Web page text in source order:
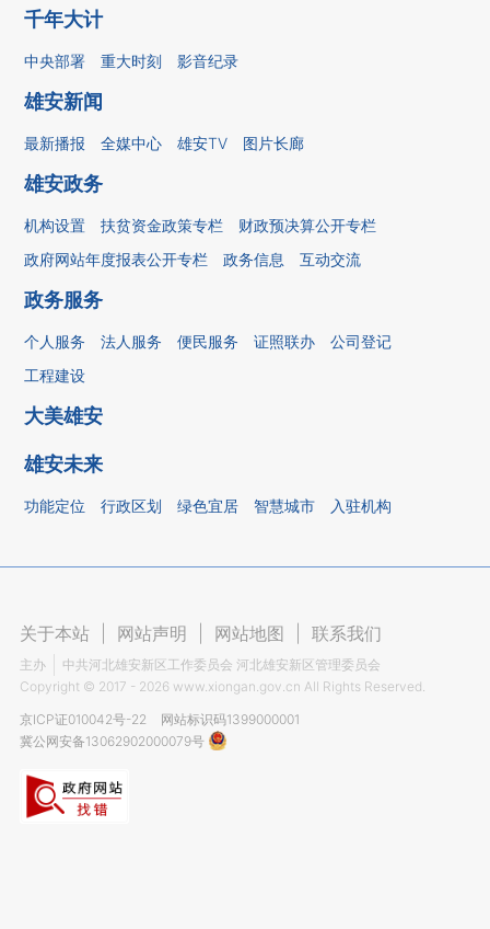
千年大计
中央部署 重大时刻 影音纪录
雄安新闻
最新播报 全媒中心 雄安TV 图片长廊
雄安政务
机构设置 扶贫资金政策专栏
财政预决算公开专栏
政府网站年度报表公开专栏
政务信息 互动交流
政务服务
个人服务 法人服务 便民服务 证照联办
公司登记
工程建设
大美雄安
雄安未来
功能定位 行政区划 绿色宜居 智慧城市 入驻机构
关于本站 网站声明 网站地图 联系我们
主办
中共河北雄安新区工作委员会 河北雄安新区管理委员会
Copyright © 2017 - 2026 www.xiongan.gov.cn All Rights Reserved.
京ICP证010042号-22
网站标识码1399000001
冀公网安备13062902000079号